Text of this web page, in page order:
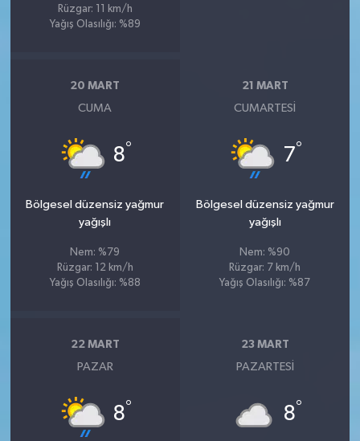
Rüzgar: 11 km/h
Yağış Olasılığı: %89
20 MART
CUMA
8°
Bölgesel düzensiz yağmur
yağışlı
Nem: %79
Rüzgar: 12 km/h
Yağış Olasılığı: %88
21 MART
CUMARTESI
7°
Bölgesel düzensiz yağmur
yağışlı
Nem: %90
Rüzgar: 7 km/h
Yağış Olasılığı: %87
22 MART
PAZAR
8°
23 MART
PAZARTESI
8°